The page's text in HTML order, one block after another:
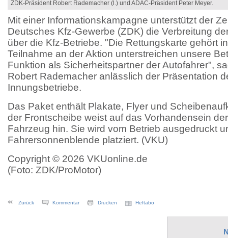
ZDK-Präsident Robert Rademacher (l.) und ADAC-Präsident Peter Meyer.
Mit einer Informationskampagne unterstützt der
Deutsches Kfz-Gewerbe (ZDK) die Verbreitung
über die Kfz-Betriebe. "Die Rettungskarte gehört
Teilnahme an der Aktion unterstreichen unsere
Funktion als Sicherheitspartner der Autofahrer",
Robert Rademacher anlässlich der Präsentation
Innungsbetriebe.
Das Paket enthält Plakate, Flyer und
der Frontscheibe weist auf das Vorhandensein
Fahrzeug hin. Sie wird vom Betrieb ausgedruckt
Fahrersonnenblende platziert. (VKU)
Copyright © 2026 VKUonline.de
(Foto: ZDK/ProMotor)
Zurück Kommentar Drucken Heftabo